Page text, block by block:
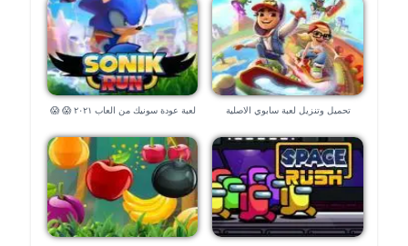
تحميل وتنزيل لعبة سابوي الاصلية
لعبة عودة سونيك من العاب ٢٠٢١ 😱 😱